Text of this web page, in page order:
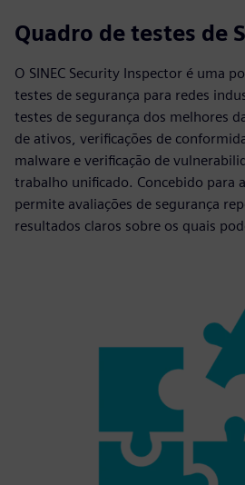
Quadro de testes de
O SINEC Security Inspector é uma
testes de segurança para redes
testes de segurança dos melhores
de ativos, verificações de
malware e verificação de
trabalho unificado. Concebido para
permite avaliações de segurança
resultados claros sobre os quais